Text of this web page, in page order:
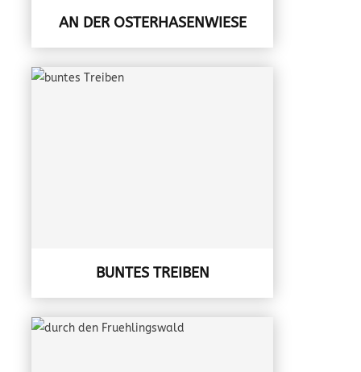
AN DER OSTERHASENWIESE
BUNTES TREIBEN